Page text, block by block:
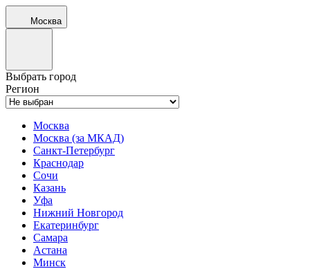
Москва
Выбрать город
Регион
Москва
Москва (за МКАД)
Санкт-Петербург
Краснодар
Сочи
Казань
Уфа
Нижний Новгород
Екатеринбург
Самара
Астана
Минск